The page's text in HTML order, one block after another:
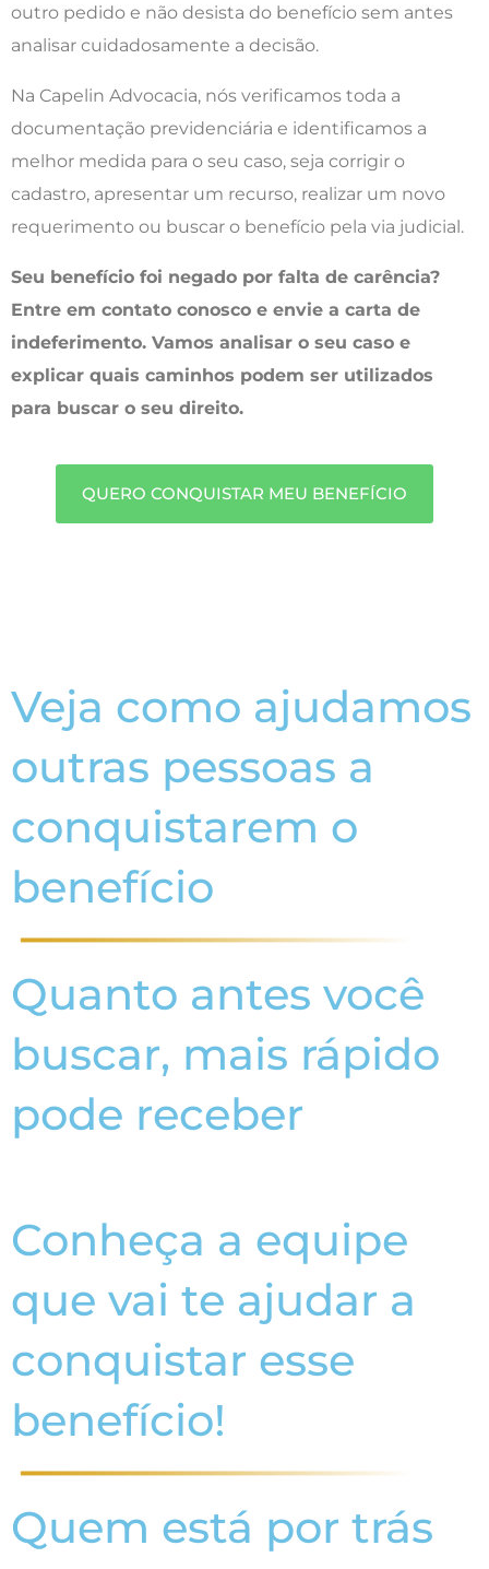
outro pedido e não desista do benefício sem antes
analisar cuidadosamente a decisão.
Na Capelin Advocacia, nós verificamos toda a
documentação previdenciária e identificamos a
melhor medida para o seu caso, seja corrigir o
cadastro, apresentar um recurso, realizar um novo
requerimento ou buscar o benefício pela via judicial.
Seu benefício foi negado por falta de carência?
Entre em contato conosco e envie a carta de
indeferimento. Vamos analisar o seu caso e
explicar quais caminhos podem ser utilizados
para buscar o seu direito.
QUERO CONQUISTAR MEU BENEFÍCIO
Veja como ajudamos
outras pessoas a
conquistarem o
benefício
Quanto antes você
buscar, mais rápido
pode receber
Conheça a equipe
que vai te ajudar a
conquistar esse
benefício!
Quem está por trás